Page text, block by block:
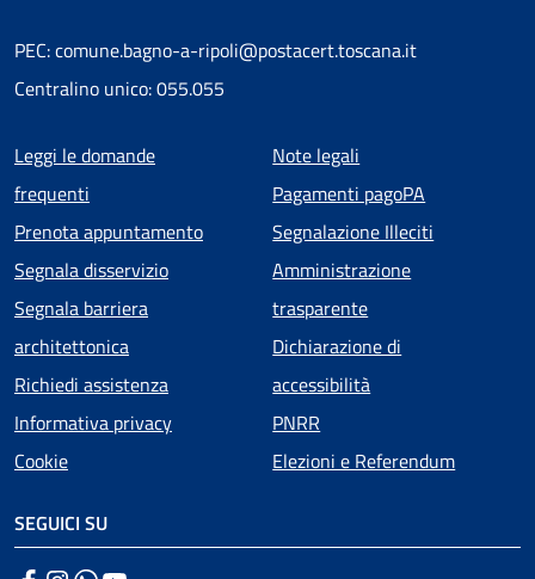
PEC: comune.bagno-a-ripoli@postacert.toscana.it
Centralino unico: 055.055
Menu piè di pagina
Leggi le domande
frequenti
Prenota appuntamento
Segnala disservizio
Segnala barriera
architettonica
Richiedi assistenza
Informativa privacy
Cookie
Note legali
Pagamenti pagoPA
Segnalazione Illeciti
Amministrazione
trasparente
Dichiarazione di
accessibilità
PNRR
Elezioni e Referendum
SEGUICI SU